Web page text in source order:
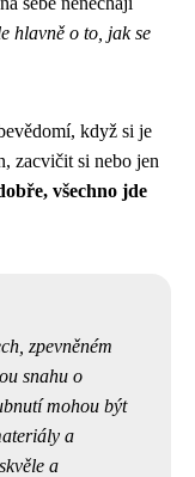
hlavně o to, jak se
když si je
zacvičit si nebo jen
všechno jde
zpevněném
snahu o
mohou být
a
a